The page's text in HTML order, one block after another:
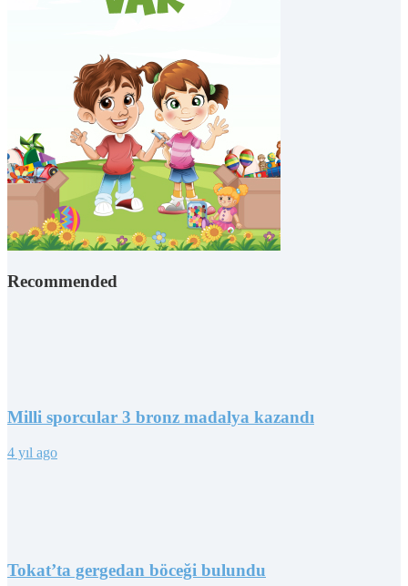
Recommended
Milli sporcular 3 bronz madalya kazandı
4 yıl ago
Tokat’ta gergedan böceği bulundu